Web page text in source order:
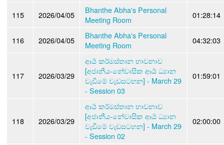
115 2026/04/05
Bhanthe Abha's Personal
Meeting Room
01:28:14
116 2026/04/05
Bhanthe Abha's Personal
Meeting Room
04:32:03
117 2026/03/29
ආර්‍ය කර්මස්තාන භාවනාව
[අජානීය-නේවාසික ආර්‍ය ධ්‍යාන
වැඩීමේ වැඩසටහන] - March 29
- Session 03
01:59:01
118 2026/03/29
ආර්‍ය කර්මස්තාන භාවනාව
[අජානීය-නේවාසික ආර්‍ය ධ්‍යාන
වැඩීමේ වැඩසටහන] - March 29
- Session 02
02:00:00